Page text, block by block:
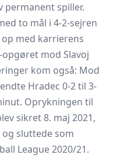
permanent spiller.
to mål i 4-2-sejren
med karrierens
mod Slavoj
kom også: Mod
Hradec 0-2 til 3-
Oprykningen til
sikret 8. maj 2021,
sluttede som
League 2020/21.